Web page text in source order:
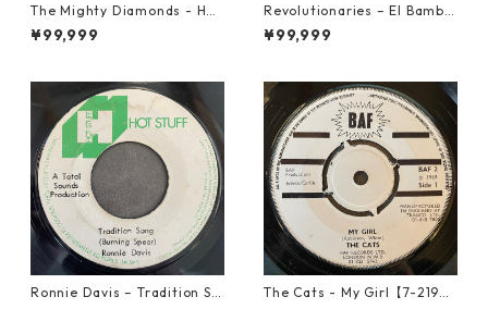
The Mighty Diamonds - Hey
Girl【12-50053】
¥99,999
Revolutionaries – El Bamba
【7-21855】
¥99,999
Ronnie Davis – Tradition So
The Cats - My Girl【7-2190